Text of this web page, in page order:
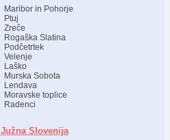
Maribor in Pohorje
Ptuj
Zreče
Rogaška Slatina
Podčetrtek
Velenje
Laško
Murska Sobota
Lendava
Moravske toplice
Radenci
Južna Slovenija